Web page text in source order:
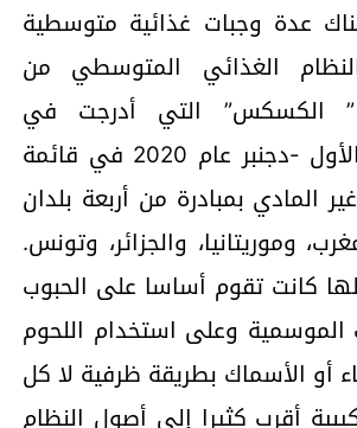
عدة وجبات غذائية متوسطية
الغذائي المتوسطي من
الكسكس” التي أدرجت في
ديسمبر-كانون الأول -دجنبر عام 2020 في قائمة
المادي بمبادرة من أربعة بلدان
وموريتانيا، والجزائر، وتونس.
كانت تقوم أساسا على الحبوب
وعلى استخدام اللحوم
أو الأسماك بطريقة ظرفية لا كل
أقرب كثيرا إلى أصول النظام